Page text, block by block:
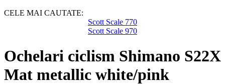
CELE MAI CAUTATE:
Scott Scale 770
Scott Scale 970
Ochelari ciclism Shimano S22X
Mat metallic white/pink